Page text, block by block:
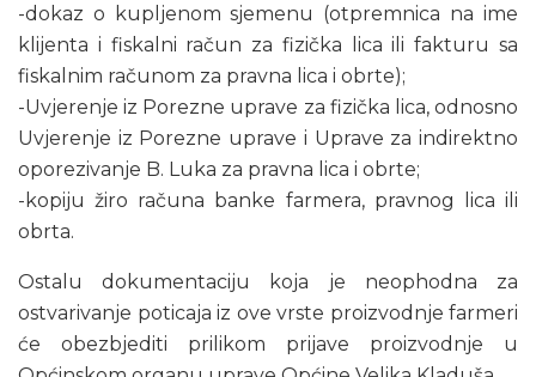
-dokaz o kupljenom sjemenu (otpremnica na ime
klijenta i fiskalni račun za fizička lica ili fakturu sa
fiskalnim računom za pravna lica i obrte);
-Uvjerenje iz Porezne uprave za fizička lica, odnosno
Uvjerenje iz Porezne uprave i Uprave za indirektno
oporezivanje B. Luka za pravna lica i obrte;
-kopiju žiro računa banke farmera, pravnog lica ili
obrta.
Ostalu dokumentaciju koja je neophodna za
ostvarivanje poticaja iz ove vrste proizvodnje farmeri
će obezbjediti prilikom prijave proizvodnje u